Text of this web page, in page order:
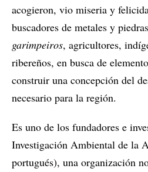
acogieron, vio miseria y
buscadores de metales y
garimpeiros, agricultores,
ribereños, en busca de
construir una concepción del
necesario para la región.
Es uno de los fundadores e
Investigación Ambiental de la
portugués), una organización